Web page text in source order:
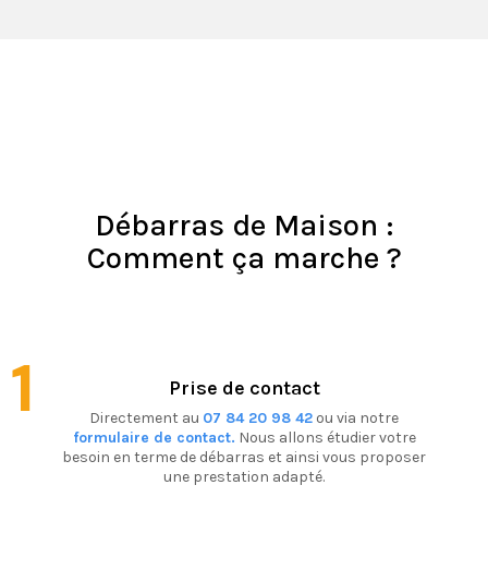
Débarras de Maison :
Comment ça marche ?
Prise de contact
Directement au 07 84 20 98 42 ou via notre
formulaire de contact. Nous allons étudier votre
besoin en terme de débarras et ainsi vous proposer
une prestation adapté.
1